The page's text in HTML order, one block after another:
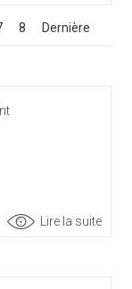
8 Dernière
Lire la suite